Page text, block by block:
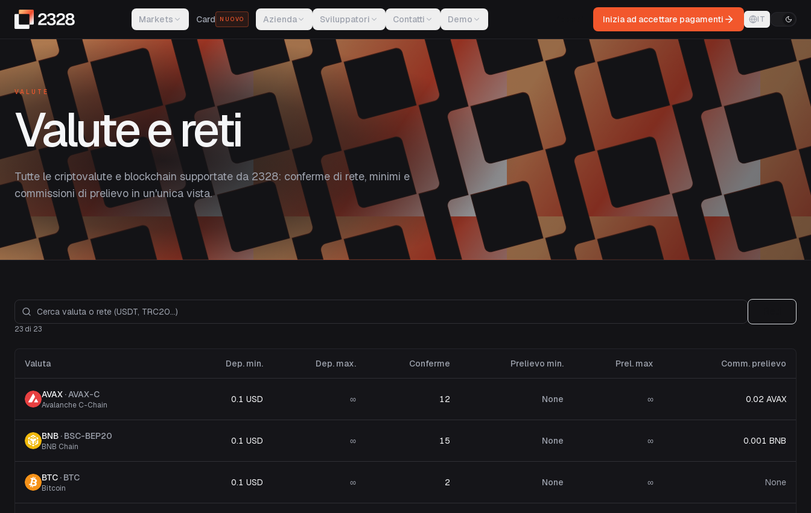
Markets Card NUOVO Azienda Sviluppatori Contatti Demo Inizia ad accettare pagamenti IT
VALUTE
Valute e reti
Tutte le criptovalute e blockchain supportate da 2328: conferme di rete, minimi e
commissioni di prelievo in un'unica vista.
23 di 23
Valuta Dep. min. Dep. max. Conferme Prelievo min. Prel. max Comm. prelievo
AVAX ·AVAX-C
Avalanche C-Chain
0.1 USD ∞ 12 None ∞ 0.02 AVAX
BNB · BSC-BEP20
BNB Chain
0.1 USD ∞ 15 None ∞ 0.001 BNB
BTC · BTC
Bitcoin
0.1 USD ∞ 2 None ∞ None